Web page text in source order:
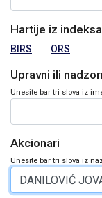
Hartije iz indeksa
BIRS ORS
Upravni ili
Unesite bar tri slova iz
Akcionari
Unesite bar tri slova iz